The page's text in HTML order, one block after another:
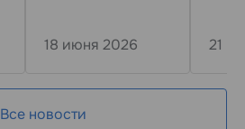
18 июня 2026 21
Все новости